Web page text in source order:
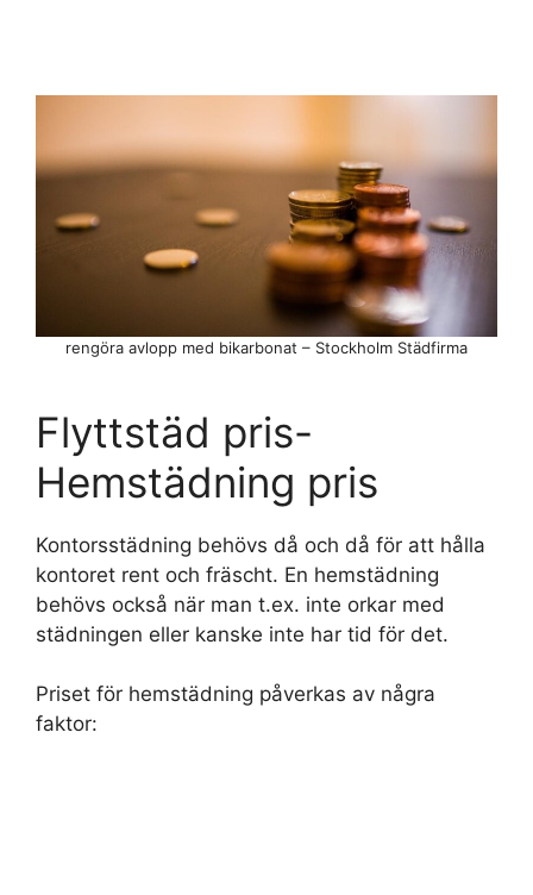
rengöra avlopp med bikarbonat – Stockholm Städfirma
Flyttstäd pris-
Hemstädning pris
Kontorsstädning behövs då och då för att hålla
kontoret rent och fräscht. En hemstädning
behövs också när man t.ex. inte orkar med
städningen eller kanske inte har tid för det.
Priset för hemstädning påverkas av några
faktor: